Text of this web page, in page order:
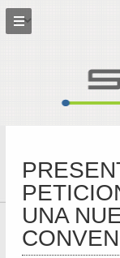
UNA